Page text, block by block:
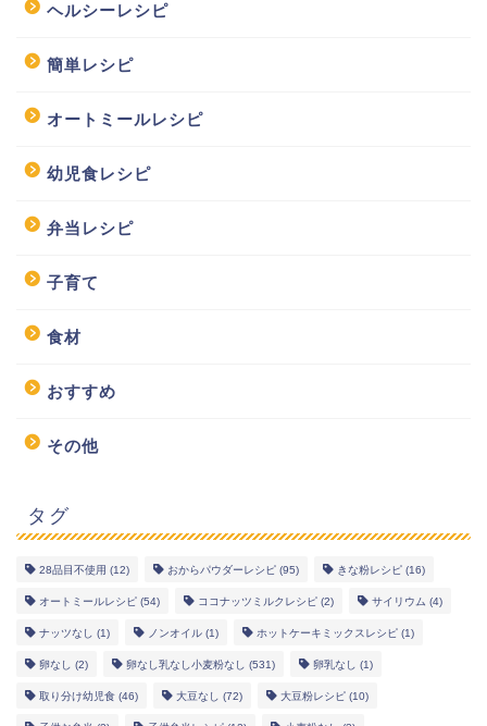
ヘルシーレシピ
簡単レシピ
オートミールレシピ
幼児食レシピ
弁当レシピ
子育て
食材
おすすめ
その他
タグ
28品目不使用 (12) おからパウダーレシピ (95) きな粉レシピ (16)
オートミールレシピ (54) ココナッツミルクレシピ (2) サイリウム (4)
ナッツなし (1) ノンオイル (1) ホットケーキミックスレシピ (1)
卵なし (2) 卵なし乳なし小麦粉なし (531) 卵乳なし (1)
取り分け幼児食 (46) 大豆なし (72) 大豆粉レシピ (10)
幼児食レシピ
米粉レシピ